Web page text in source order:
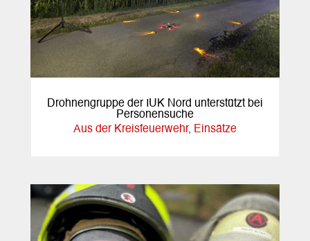
Drohnengruppe der IUK Nord unterstützt bei
Personensuche
Aus der Kreisfeuerwehr, Einsätze